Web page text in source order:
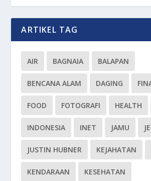
ARTIKEL TAG
AIR BAGNAIA BALAPAN
BENCANA ALAM DAGING
FOOD FOTOGRAFI HEALTH
INDONESIA INET JAMU
JUSTIN HUBNER KEJAHATAN
KENDARAAN KESEHATAN